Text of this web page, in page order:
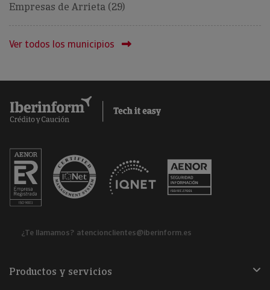
Empresas de Arrieta (29)
Ver todos los municipios
¿Te llamamos? atencionclientes@iberinform.es
Productos y servicios